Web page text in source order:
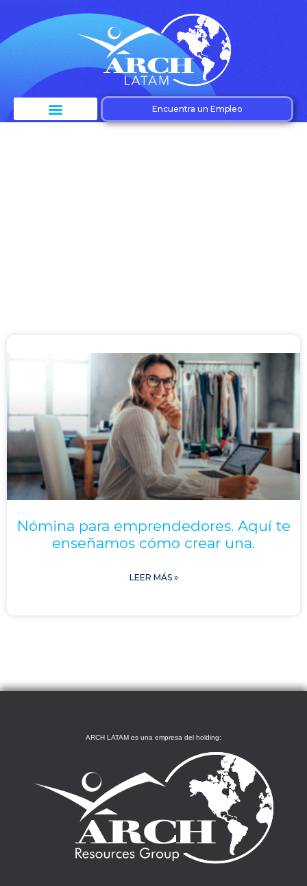
Encuentra un Empleo
Nómina para emprendedores. Aquí te
enseñamos cómo crear una.
LEER MÁS »
ARCH LATAM es una empresa del holding: